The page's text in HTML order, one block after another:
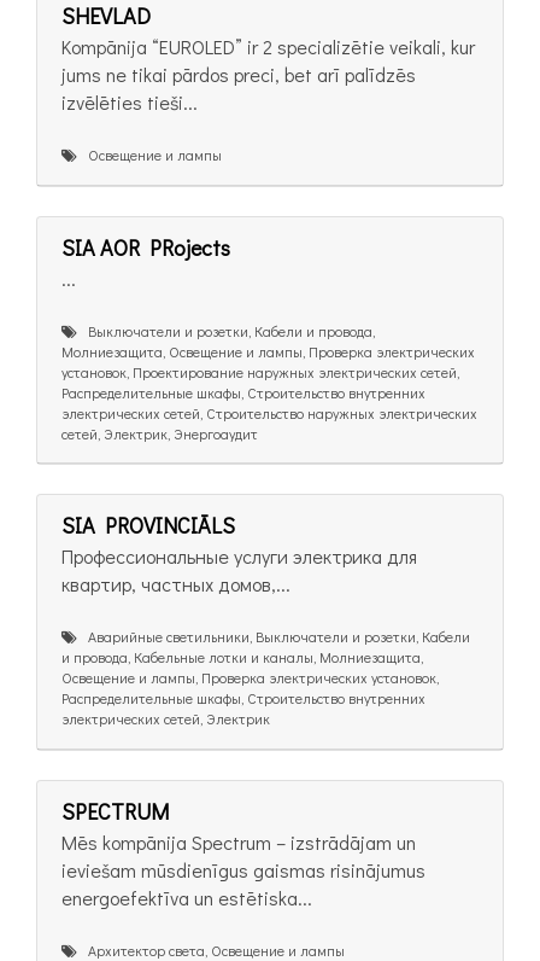
SHEVLAD
Kompānija “EUROLED” ir 2 specializētie veikali, kur
jums ne tikai pārdos preci, bet arī palīdzēs
izvēlēties tieši...
Освещение и лампы
SIA AOR PRojects
...
Выключатели и розетки, Кабели и провода,
Молниезащита, Освещение и лампы, Проверка электрических
установок, Проектирование наружных электрических сетей,
Распределительные шкафы, Строительство внутренних
электрических сетей, Строительство наружных электрических
сетей, Электрик, Энергоаудит
SIA PROVINCIĀLS
Профессиональные услуги электрика для
квартир, частных домов,...
Аварийные светильники, Выключатели и розетки, Кабели
и провода, Кабельные лотки и каналы, Молниезащита,
Освещение и лампы, Проверка электрических установок,
Распределительные шкафы, Строительство внутренних
электрических сетей, Электрик
SPECTRUM
Mēs kompānija Spectrum – izstrādājam un
ieviešam mūsdienīgus gaismas risinājumus
energoefektīva un estētiska...
Архитектор света, Освещение и лампы